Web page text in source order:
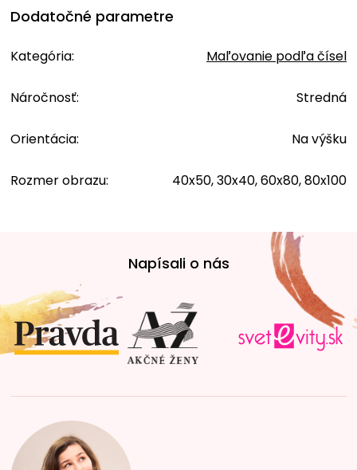
Dodatočné parametre
Kategória: Maľovanie podľa čísel
Náročnosť: Stredná
Orientácia: Na výšku
Rozmer obrazu: 40x50, 30x40, 60x80, 80x100
t
i
e
Napísali o nás